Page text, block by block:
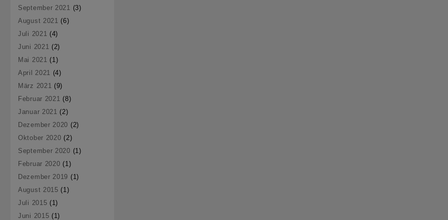
September 2021 (3)
August 2021 (6)
Juli 2021 (4)
Juni 2021 (2)
Mai 2021 (1)
April 2021 (4)
März 2021 (9)
Februar 2021 (8)
Januar 2021 (2)
Dezember 2020 (2)
Oktober 2020 (2)
September 2020 (1)
Februar 2020 (1)
Dezember 2019 (1)
August 2015 (1)
Juli 2015 (1)
Juni 2015 (1)